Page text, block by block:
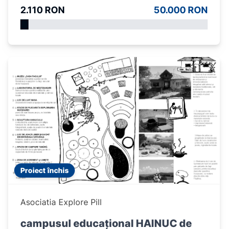
2.110 RON 50.000 RON
Proiect închis
Asociatia Explore Pill
campusul educațional HAINUC de